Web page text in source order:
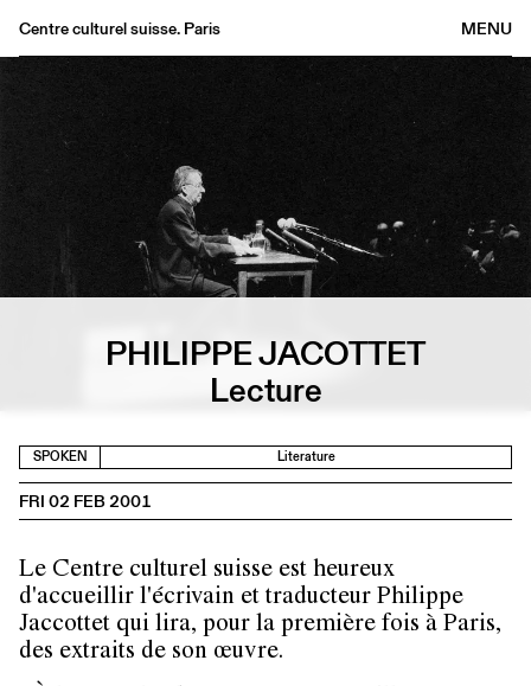
MENU
Centre culturel suisse. Paris
Bookshop
Buvette
Publications
About
PHILIPPE JACOTTET
Lecture
SPOKEN Literature
FRI 02 FEB 2001
Le Centre culturel suisse est heureux
d'accueillir l'écrivain et traducteur Philippe
Jaccottet qui lira, pour la première fois à Paris,
des extraits de son œuvre.